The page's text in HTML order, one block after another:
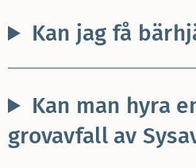
Kan jag få
Kan man hyra
grovavfall av